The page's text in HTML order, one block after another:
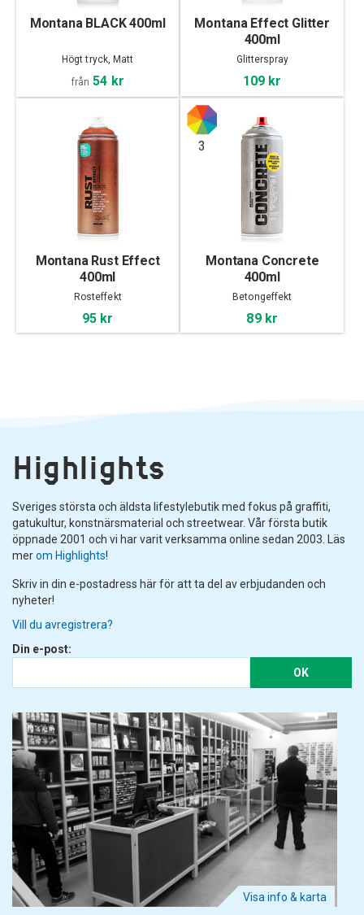
Montana BLACK 400ml
Högt tryck, Matt
från 54 kr
Montana Effect Glitter
400ml
Glitterspray
109 kr
Montana Rust Effect
400ml
Rosteffekt
95 kr
3
Montana Concrete
400ml
Betongeffekt
89 kr
Highlights
Sveriges största och äldsta lifestylebutik med fokus på graffiti,
gatukultur, konstnärsmaterial och streetwear. Vår första butik
öppnade 2001 och vi har varit verksamma online sedan 2003. Läs
merom Highlights!
Skriv in din e-postadress här för att ta del av erbjudanden och
nyheter!
Vill du avregistrera?
Din e-post:
OK
Visa info & karta